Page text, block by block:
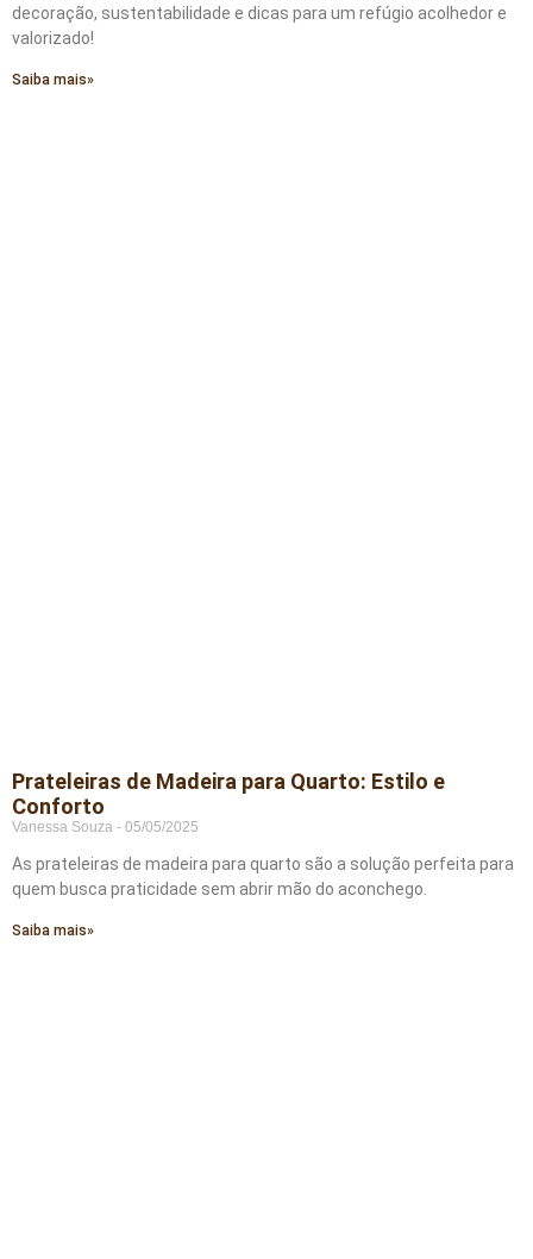
decoração, sustentabilidade e dicas para um refúgio acolhedor e
valorizado!
Saiba mais»
Prateleiras de Madeira para Quarto: Estilo e
Conforto
Vanessa Souza 05/05/2025
As prateleiras de madeira para quarto são a solução perfeita para
quem busca praticidade sem abrir mão do aconchego.
Saiba mais»